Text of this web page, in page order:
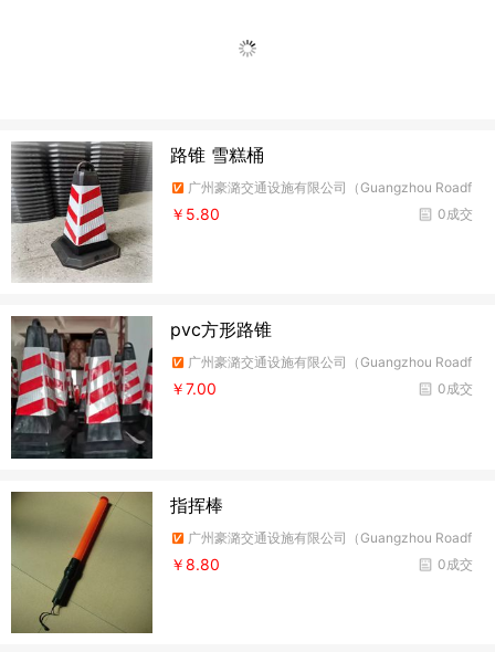
路锥 雪糕桶
广州豪潞交通设施有限公司（Guangzhou Roadf
ire Traffic Facilities Co.,Ltd）
0成交
￥5.80
pvc方形路锥
广州豪潞交通设施有限公司（Guangzhou Roadf
ire Traffic Facilities Co.,Ltd）
0成交
￥7.00
指挥棒
广州豪潞交通设施有限公司（Guangzhou Roadf
ire Traffic Facilities Co.,Ltd）
0成交
￥8.80